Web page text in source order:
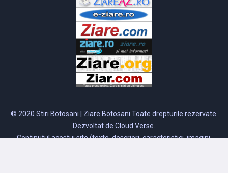
© 2020 Stiri Botosani | Ziare Botosani Toate drepturile rezervate.
Dezvoltat de Cloud Verse.
Continutul acestui site (texte, descrieri, caracteristici, imagini,